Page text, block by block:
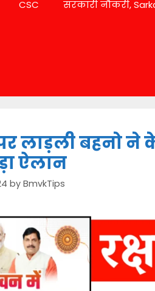
CSC सरकारी नौकरी,
लाड़ली बहनो ने
ऐलान
by BmvkTips